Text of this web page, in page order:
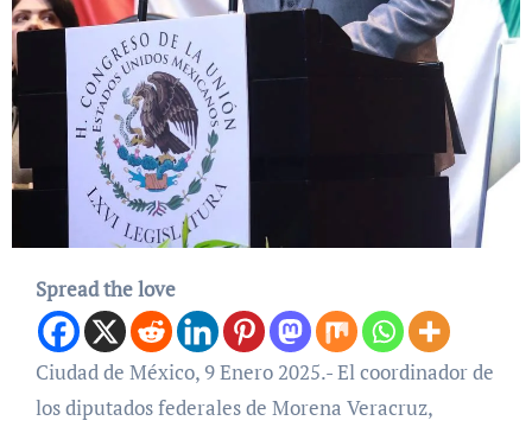
Spread the love
Ciudad de México, 9 Enero 2025.- El coordinador de
los diputados federales de Morena Veracruz,